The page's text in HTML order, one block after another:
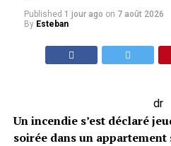
Published 1 jour ago on 7 août 2026
By Esteban
dr
Un incendie s’est déclaré
soirée dans un